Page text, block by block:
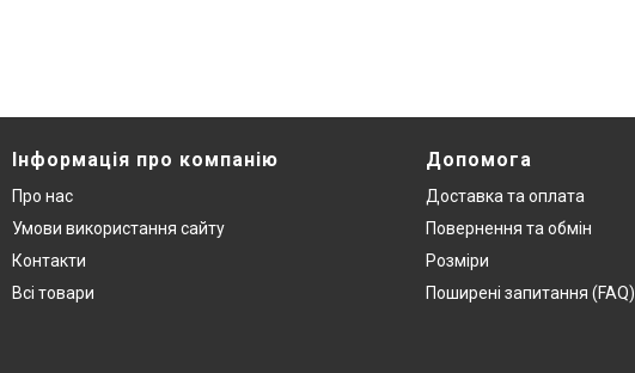
Інформація про компанію
Про нас
Умови використання сайту
Контакти
Всі товари
Допомога
Доставка та оплата
Повернення та обмін
Розміри
Поширені запитання (FAQ)